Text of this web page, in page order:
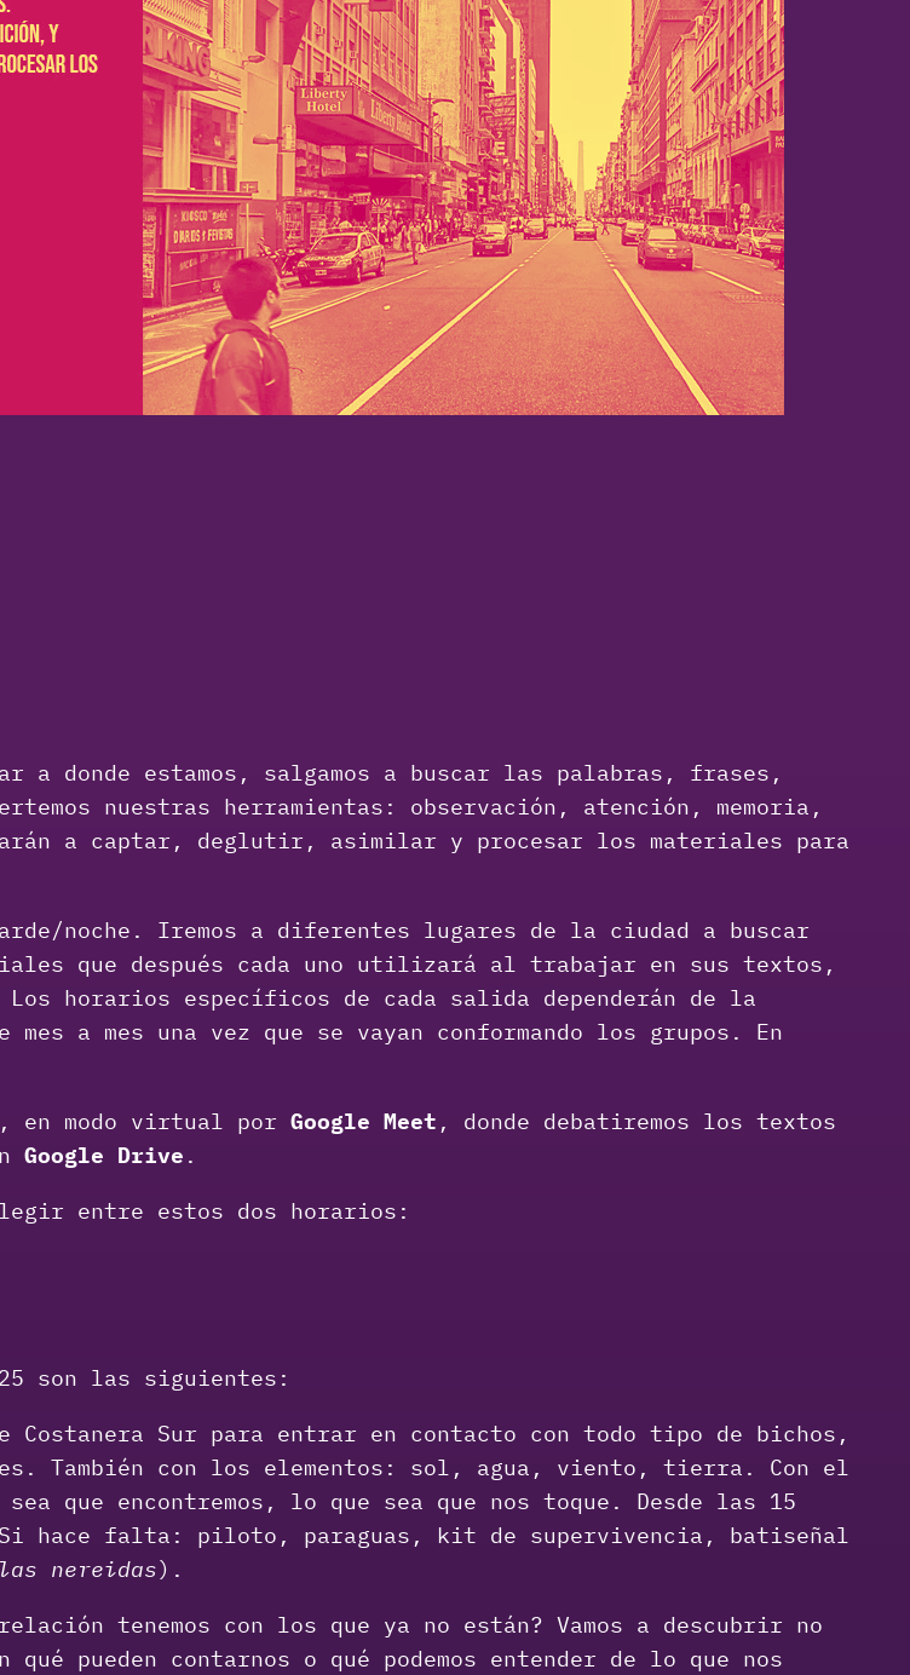
a donde estamos, salgamos a buscar las palabras, frases,
nuestras herramientas: observación, atención, memoria,
a captar, deglutir, asimilar y procesar los materiales para
noche. Iremos a diferentes lugares de la ciudad a buscar
que después cada uno utilizará al trabajar en sus textos,
horarios específicos de cada salida dependerán de la
a mes una vez que se vayan conformando los grupos. En
en modo virtual por Google Meet , donde debatiremos los textos
Google Drive .
entre estos dos horarios:
son las siguientes:
Costanera Sur para entrar en contacto con todo tipo de bichos,
También con los elementos: sol, agua, viento, tierra. Con el
encontremos, lo que sea que nos toque. Desde las 15
hace falta: piloto, paraguas, kit de supervivencia, batiseñal
nereidas).
tenemos con los que ya no están? Vamos a descubrir no
pueden contarnos o qué podemos entender de lo que nos